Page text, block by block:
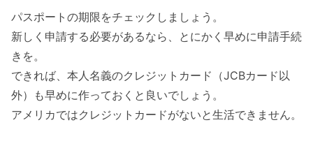
パスポートの期限をチェックしましょう。
新しく申請する必要があるなら、とにかく早めに申請手続
きを。
できれば、本人名義のクレジットカード（JCBカード以
外）も早めに作っておくと良いでしょう。
アメリカではクレジットカードがないと生活できません。